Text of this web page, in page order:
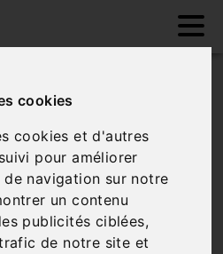
cookies
cookies et d'autres
pour améliorer
navigation sur notre
un contenu
publicités ciblées,
de notre site et
de
le comparateur, vous
notre page de véhicules